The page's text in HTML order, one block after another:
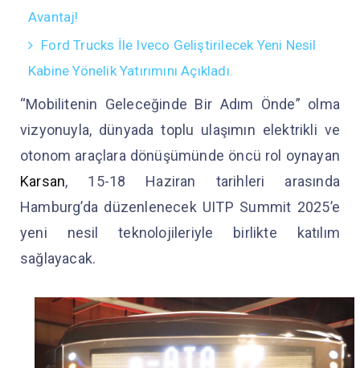
Avantaj!
Ford Trucks İle Iveco Geliştirilecek Yeni Nesil
Kabine Yönelik Yatırımını Açıkladı.
“Mobilitenin Geleceğinde Bir Adım Önde” olma
vizyonuyla, dünyada toplu ulaşımın elektrikli ve
otonom araçlara dönüşümünde öncü rol oynayan
Karsan, 15-18 Haziran tarihleri arasında
Hamburg’da düzenlenecek UITP Summit 2025’e
yeni nesil teknolojileriyle birlikte katılım
sağlayacak.